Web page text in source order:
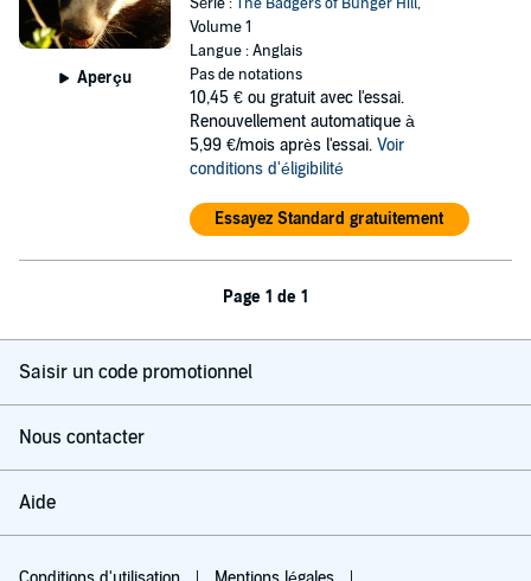
Aperçu
Volume 1
Langue : Anglais
Pas de notations
10,45 € ou gratuit avec l'essai.
Renouvellement automatique à
5,99 €/mois après l'essai. Voir
conditions d'éligibilité
Essayez Standard gratuitement
Page 1 de 1
Saisir un code promotionnel
Nous contacter
Aide